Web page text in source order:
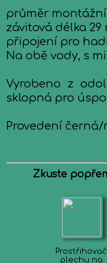
průměr
závitová délka 29
připojení pro
Na obě vody, s
Vyrobeno z
sklopná pro
Provedení
Zkuste
Prostřihovač
plechu na